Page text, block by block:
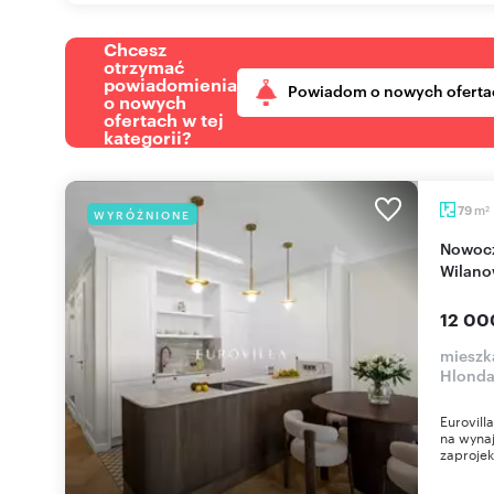
Chcesz
otrzymać
powiadomienia
o nowych
ofertach w tej
kategorii?
Powiadom o nowych
WYRÓŻNIONE 79 m2
Nowoczesny apartament 79 m² z ogródkami w
12
Hlonda
na